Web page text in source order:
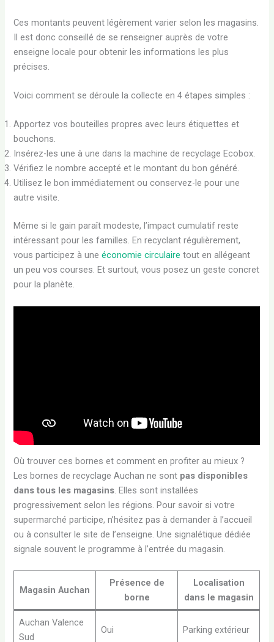
Ces montants peuvent légèrement varier selon les magasins.
Il est donc conseillé de se renseigner auprès de votre
enseigne locale pour obtenir les informations les plus
précises.
Voici comment se déroule la collecte en 4 étapes simples :
Apportez vos bouteilles propres avec leurs étiquettes et
bouchons.
Insérez-les une à une dans la machine de recyclage Ecobox.
Vérifiez le nombre accepté et le montant du bon généré.
Utilisez le bon immédiatement ou conservez-le pour une
autre visite.
Même si le gain paraît modeste, l’impact cumulatif reste
intéressant pour les familles. En recyclant régulièrement,
vous participez à uneéconomie circulaire tout en allégeant
un peu vos courses. Et surtout, vous posez un geste concret
pour la planète.
Où trouver ces bornes et comment en profiter au mieux ?
Les bornes de recyclage Auchan ne sont pas disponibles
dans tous les magasins. Elles sont installées
progressivement selon les régions. Pour savoir si votre
supermarché participe, n’hésitez pas à demander à l’accueil
ou à consulter le site de l’enseigne. Une signalétique dédiée
signale souvent le programme à l’entrée du magasin.
Magasin Auchan
Présence de
borne
Localisation
dans le magasin
Auchan Valence
Sud
Oui Parking extérieur